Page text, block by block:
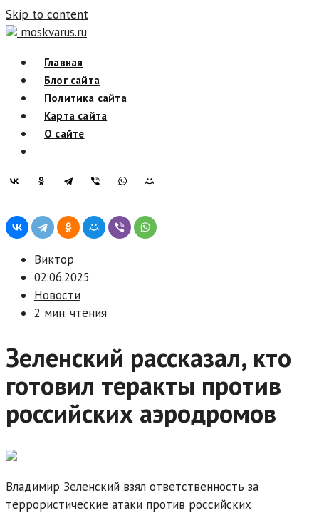
Skip to content
moskvarus.ru
Главная
Блог сайта
Политика сайта
Карта сайта
О сайте
Виктор
02.06.2025
Новости
2 мин. чтения
Зеленский рассказал, кто
готовил теракты против
российских аэродромов
Владимир Зеленский взял ответственность за
террористические атаки против российских